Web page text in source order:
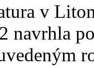
v
navrhla